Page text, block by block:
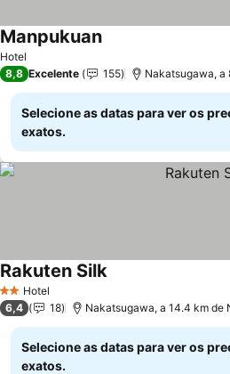
Hotel
Manpukuan
8,8 Excelente 155 Nakatsugawa, a
Selecione as datas para ver os
exatos.
2 Estrelas
Hotel
Rakuten Silk
6,4 18 Nakatsugawa, a 14.4 km de
Selecione as datas para ver os
exatos.